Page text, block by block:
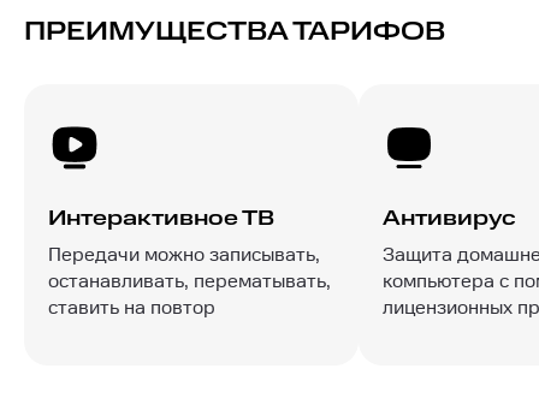
ПРЕИМУЩЕСТВА ТАРИФОВ
Интерактивное ТВ
Передачи можно записывать,
останавливать, перематывать,
ставить на повтор
Антивирус
Защита
компьютера с
лицензионных